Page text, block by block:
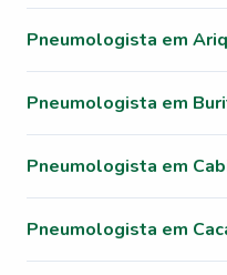
Pneumologista em
Pneumologista em
Pneumologista em
Pneumologista em